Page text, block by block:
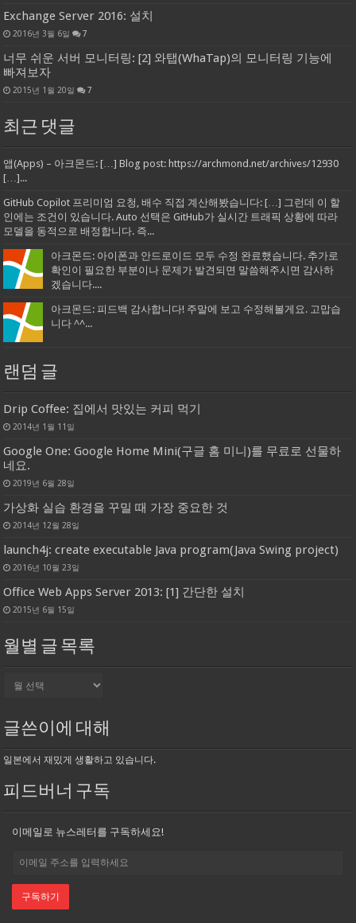
Exchange Server 2016: 설치
2016년 3월 6일 7
너무 쉬운 서버 모니터링: [2] 와탭(WhaTap)의 모니터링 기능에
빠져보자
2015년 1월 20일 7
최근 댓글
앱(Apps) – 아크몬드: […] Blog post: https://archmond.net/archives/12930
[…]...
GitHub Copilot 프리미엄 요청, 배수 직접 계산해봤습니다: […] 그런데 이 할
인에는 조건이 있습니다. Auto 선택은 GitHub가 실시간 트래픽 상황에 따라
모델을 동적으로 배정합니다. 즉...
아크몬드: 아이폰과 안드로이드 모두 수정 완료했습니다. 추가로
확인이 필요한 부분이나 문제가 발견되면 말씀해주시면 감사하
겠습니다....
아크몬드: 피드백 감사합니다! 주말에 보고 수정해볼게요. 고맙습
니다 ^^...
랜덤 글
Drip Coffee: 집에서 맛있는 커피 먹기
2014년 1월 11일
Google One: Google Home Mini(구글 홈 미니)를 무료로 선물하
네요.
2019년 6월 28일
가상화 실습 환경을 꾸밀 때 가장 중요한 것
2014년 12월 28일
launch4j: create executable Java program(Java Swing project)
2016년 10월 23일
Office Web Apps Server 2013: [1] 간단한 설치
2015년 6월 15일
월별 글 목록
목
록
글쓴이에 대해
일본에서 재밌게 생활하고 있습니다.
피드버너 구독
이메일로 뉴스레터를 구독하세요!